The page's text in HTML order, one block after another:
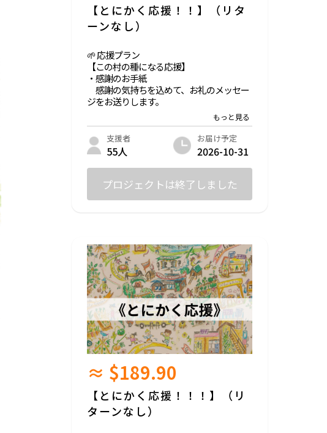
【とにかく応援！！】（リタ
ーンなし）
🌱 応援プラン
【この村の種になる応援】
・感謝のお手紙
感謝の気持ちを込めて、お礼のメッセー
ジをお送りします。
・オンラインコミュニティ【TAKANASHI E
ARTH VILLAGE】参加権
支援者
55人
お届け予定
2026-10-31
プロジェクトは終了しました
≈ $189.90
【とにかく応援！！！】（リ
ターンなし）